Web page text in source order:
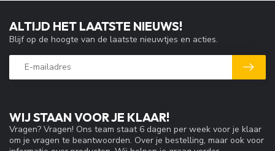
WIJ STAAN VOOR JE KLAAR!
Vragen? Vragen! Ons team staat 6 dagen per week voor je klaar
om je vragen te beantwoorden. Over je bestelling, maar ook voor
ALTIJD HET LAATSTE NIEUWS!
Blijf op de hoogte van de laatste nieuwtjes en acties.